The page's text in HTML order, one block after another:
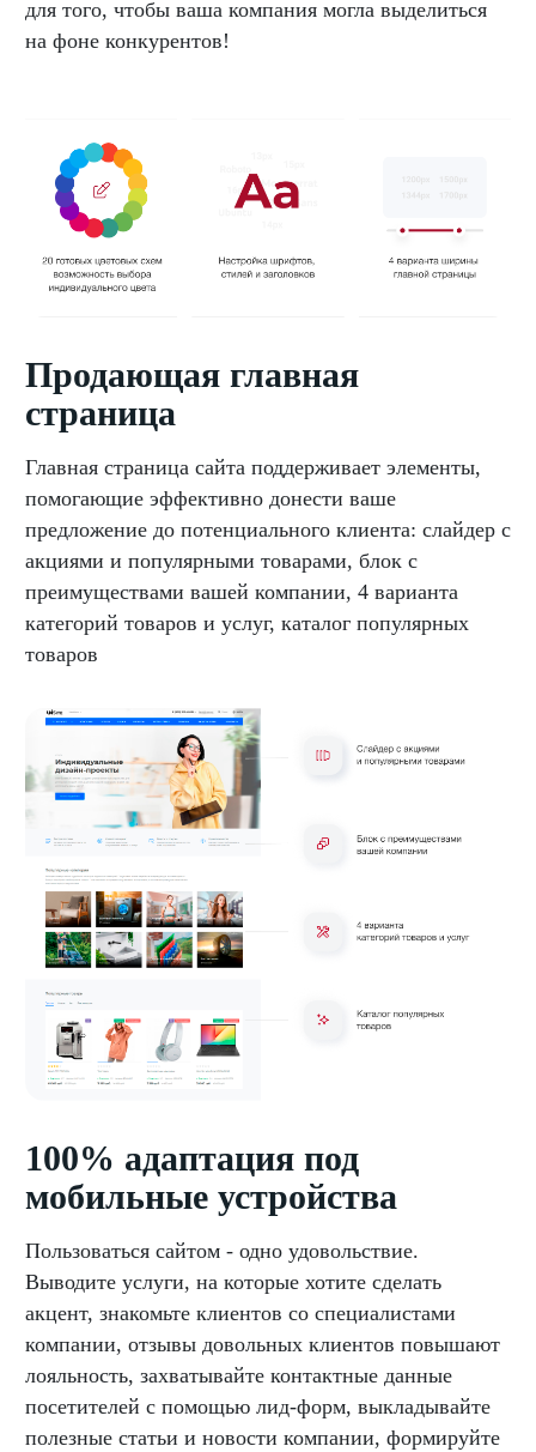
для того, чтобы ваша компания могла выделиться
на фоне конкурентов!
Продающая главная
страница
Главная страница сайта поддерживает элементы,
помогающие эффективно донести ваше
предложение до потенциального клиента: слайдер с
акциями и популярными товарами, блок с
преимуществами вашей компании, 4 варианта
категорий товаров и услуг, каталог популярных
товаров
100% адаптация под
мобильные устройства
Пользоваться сайтом - одно удовольствие.
Выводите услуги, на которые хотите сделать
акцент, знакомьте клиентов со специалистами
компании, отзывы довольных клиентов повышают
лояльность, захватывайте контактные данные
посетителей с помощью лид-форм, выкладывайте
полезные статьи и новости компании, формируйте